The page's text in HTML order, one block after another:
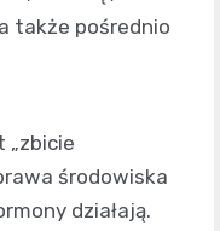
także pośrednio
„zbicie
środowiska
działają.